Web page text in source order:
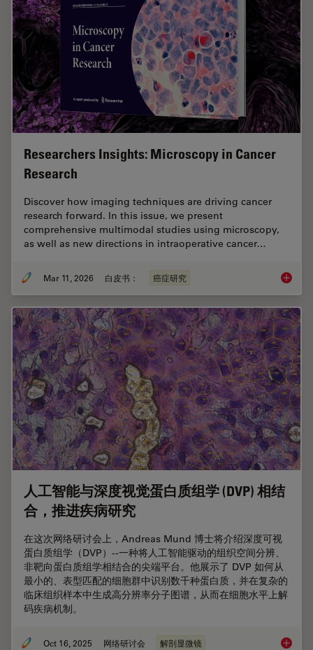
Researchers Insights: Microscopy in Cancer
Research
Discover how imaging techniques are driving cancer
research forward. In this issue, we present
comprehensive multimodal studies using microscopy,
as well as new directions in intraoperative cancer…
Mar 11, 2026 白皮书： 癌症研究
人工智能与深度视觉蛋白质组学 (DVP) 相结
合，推进疾病研究
在这次网络研讨会上，Andreas Mund 博士将介绍深度可视
蛋白质组学（DVP）--一种将人工智能驱动的组织空间分辨、
非靶向蛋白质组学相结合的尖端平台。他展示了 DVP 如何从
最小的、表型匹配的细胞群中识别数千种蛋白质，并在复杂的
临床组织样本中生成高分辨率分子图谱，从而在细胞水平上解
码疾病机制。
Oct 16, 2025 网络研讨会 解剖显微镜 人工智